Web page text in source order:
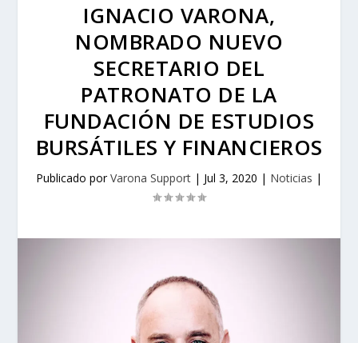
IGNACIO VARONA,
NOMBRADO NUEVO
SECRETARIO DEL
PATRONATO DE LA
FUNDACIÓN DE ESTUDIOS
BURSÁTILES Y FINANCIEROS
Publicado porVarona Support | Jul 3, 2020 | Noticias |